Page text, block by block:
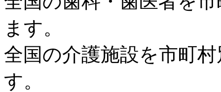
ます。
全国の介護施設を市町
す。